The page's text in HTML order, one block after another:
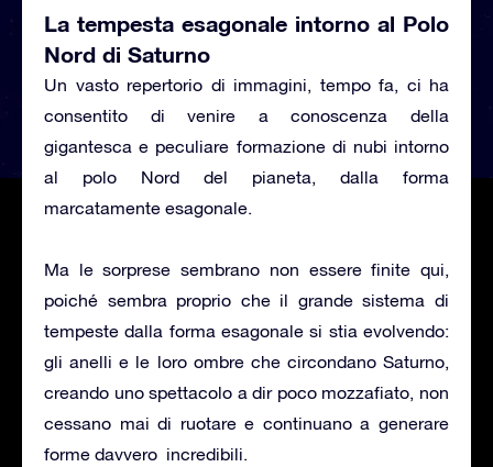
La tempesta esagonale intorno al Polo
Nord di Saturno
Un vasto repertorio di immagini, tempo fa, ci ha
consentito di venire a conoscenza della
gigantesca e peculiare formazione di nubi intorno
al polo Nord del pianeta, dalla forma
marcatamente esagonale.
Ma le sorprese sembrano non essere finite qui,
poiché sembra proprio che il grande sistema di
tempeste dalla forma esagonale si stia evolvendo:
gli anelli e le loro ombre che circondano Saturno,
creando uno spettacolo a dir poco mozzafiato, non
cessano mai di ruotare e continuano a generare
forme davvero incredibili.